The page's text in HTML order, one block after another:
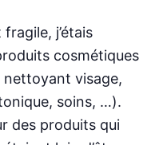
j’étais
cosmétiques
nettoyant visage,
soins, …).
des produits qui